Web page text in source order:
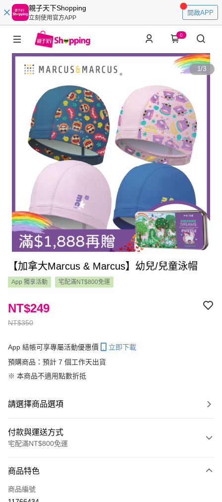
親子天下Shopping
立刻使用官方APP
開啟APP
0
1/3
【加拿大Marcus & Marcus】幼兒/兒童泳帽
App 獨享活動 宅配滿NT$800免運
NT$350
NT$249
App 結帳可享專屬活動優惠價
立即下載
預購商品：預計 7 個工作天出貨
※ 本商品不適用點數折抵
請選擇商品選項
付款與運送方式
宅配滿NT$800免運
信用卡一次付款
LINE Pay
商品特色
商品編號